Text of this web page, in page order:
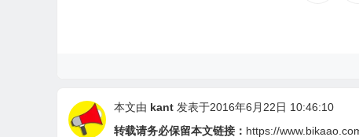
本文由 kant 发表于2016年6月22日 10:46:10
转载请务必保留本文链接： https://